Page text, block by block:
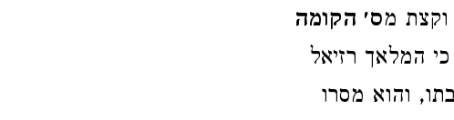
וקצת מס׳ הקומה
המלאך רזיאל
והוא מסרו